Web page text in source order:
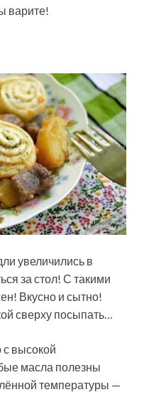
варите!
увеличились в
за стол! С такими
Вкусно и сытно!
сверху посыпать…
с высокой
масла полезны
температуры —